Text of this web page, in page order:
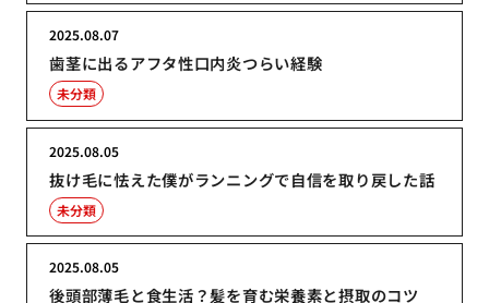
歯茎に出るアフタ性口内炎つらい経験
2025.08.07
未分類
抜け毛に怯えた僕がランニングで自信を取り戻した話
2025.08.05
未分類
後頭部薄毛と食生活？髪を育む栄養素と摂取のコツ
2025.08.05